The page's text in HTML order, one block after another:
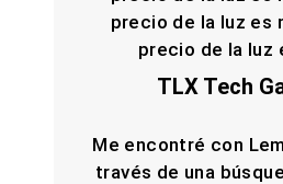
precio de la luz es
precio de la luz
TLX Tech
Me encontré con
través de una